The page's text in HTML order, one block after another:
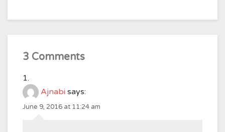
3 Comments
Ajnabi says:
June 9, 2016 at 11:24 am